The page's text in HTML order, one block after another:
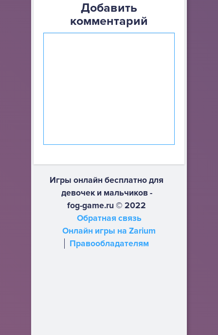
Добавить
комментарий
Игры онлайн бесплатно для
девочек и мальчиков -
fog-game.ru © 2022
Обратная связь
Онлайн игры на Zarium
Правообладателям